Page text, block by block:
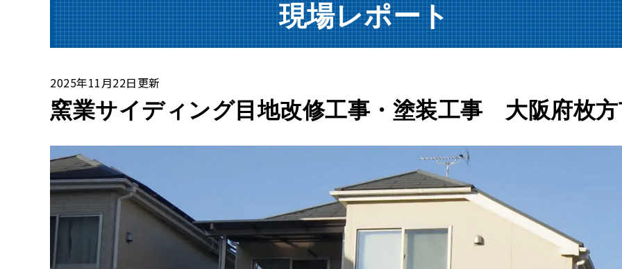
現場レポート
2025年11月22日更新
窯業サイディング目地改修工事・塗装工事 大阪府枚